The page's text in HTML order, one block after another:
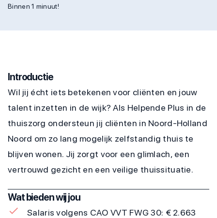
Binnen 1 minuut!
Introductie
Wil jij écht iets betekenen voor cliënten en jouw
talent inzetten in de wijk? Als Helpende Plus in de
thuiszorg ondersteun jij cliënten in Noord-Holland
Noord om zo lang mogelijk zelfstandig thuis te
blijven wonen. Jij zorgt voor een glimlach, een
vertrouwd gezicht en een veilige thuissituatie.
Wat bieden wij jou
Salaris volgens CAO VVT FWG 30: € 2.663